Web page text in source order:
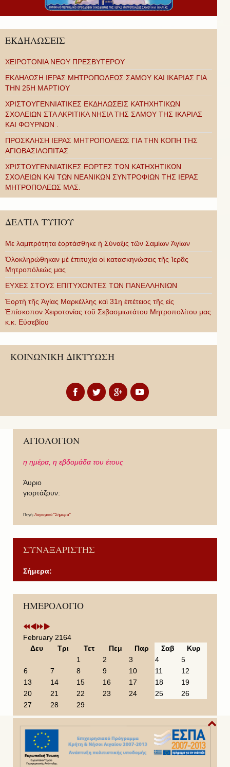
ΕΚΔΗΛΩΣΕΙΣ
ΧΕΙΡΟΤΟΝΙΑ ΝΕΟΥ ΠΡΕΣΒΥΤΕΡΟΥ
ΕΚΔΗΛΩΣΗ ΙΕΡΑΣ ΜΗΤΡΟΠΟΛΕΩΣ ΣΑΜΟΥ ΚΑΙ ΙΚΑΡΙΑΣ ΓΙΑ
ΤΗΝ 25Η ΜΑΡΤΙΟΥ
ΧΡΙΣΤΟΥΓΕΝΝΙΑΤΙΚΕΣ ΕΚΔΗΛΩΣΕΙΣ ΚΑΤΗΧΗΤΙΚΩΝ
ΣΧΟΛΕΙΩΝ ΣΤΑ ΑΚΡΙΤΙΚΑ ΝΗΣΙΑ ΤΗΣ ΣΑΜΟΥ ΤΗΣ ΙΚΑΡΙΑΣ
ΚΑΙ ΦΟΥΡΝΩΝ .
ΠΡΟΣΚΛΗΣΗ ΙΕΡΑΣ ΜΗΤΡΟΠΟΛΕΩΣ ΓΙΑ ΤΗΝ ΚΟΠΗ ΤΗΣ
ΑΓΙΟΒΑΣΙΛΟΠΙΤΑΣ
ΧΡΙΣΤΟΥΓΕΝΝΙΑΤΙΚΕΣ ΕΟΡΤΕΣ ΤΩΝ ΚΑΤΗΧΗΤΙΚΩΝ
ΣΧΟΛΕΙΩΝ ΚΑΙ ΤΩΝ ΝΕΑΝΙΚΩΝ ΣΥΝΤΡΟΦΙΩΝ ΤΗΣ ΙΕΡΑΣ
ΜΗΤΡΟΠΟΛΕΩΣ ΜΑΣ.
ΔΕΛΤΙΑ ΤΥΠΟΥ
Με λαμπρότητα ἑορτάσθηκε ἡ Σύναξις τῶν Σαμίων Ἁγίων
Ὁλοκληρώθηκαν μὲ ἐπιτυχία οἱ κατασκηνώσεις τῆς Ἱερᾶς
Μητροπόλεώς μας
ΕΥΧΕΣ ΣΤΟΥΣ ΕΠΙΤΥΧΟΝΤΕΣ ΤΩΝ ΠΑΝΕΛΛΗΝΙΩΝ
Ἑορτὴ τῆς Ἁγίας Μαρκέλλης καὶ 31η ἐπέτειος τῆς εἰς
Ἐπίσκοπον Χειροτονίας τοῦ Σεβασμιωτάτου Μητροπολίτου μας
κ.κ. Εὐσεβίου
ΚΟΙΝΩΝΙΚΗ ΔΙΚΤΥΩΣΗ
ΑΓΙΟΛΟΓΙΟΝ
η ημέρα, η εβδομάδα του έτους
Άυριο
γιορτάζουν:
Πηγή: Λογισμικό "Σήμερα"
ΣΥΝΑΞΑΡΙΣΤΗΣ
Σήμερα:
ΗΜΕΡΟΛΟΓΙΟ
P
r
v
i
Y
e
a
r
P
r
v
i
o
o
n
t
h
N
e
t
Y
e
N
e
t
M
February 2164
Δευ
Τρι Τετ Πεμ Παρ Σαβ
Κυρ
1
2 3 4
5
6
7 8 9 10 11
12
13
14 15 16 17 18
19
20
21 22 23 24 25
26
27
28 29